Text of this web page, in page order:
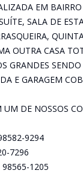
EM
SALA DE
OUTRA CASA
GRANDES
E GARAGEM
DE NOSSOS
9294
7296
98565-1205